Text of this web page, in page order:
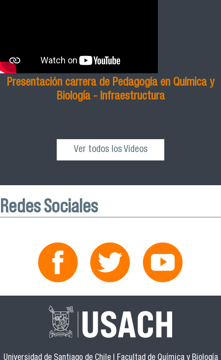
Presentación carrera de Pedagogía en Química y
Biología - Infraestructura
Ver todos los Videos
Redes Sociales